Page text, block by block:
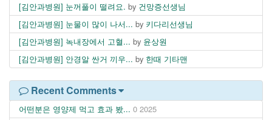
[김안과병원] 눈꺼풀이 떨려요. by 건망증선생님
[김안과병원] 눈물이 많이 나서... by 키다리선생님
[김안과병원] 녹내장에서 고혈... by 윤상원
[김안과병원] 안경알 싼거 끼우... by 한때 기타맨
Recent Comments
어떤분은 영양제 먹고 효과 봤... 0 2025